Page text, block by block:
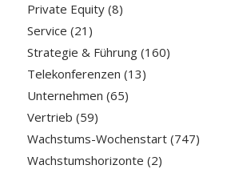
Private Equity(8)
Service (21)
Strategie & Führung(160)
Telekonferenzen (13)
Unternehmen (65)
Vertrieb (59)
Wachstums-Wochenstart(747)
Wachstumshorizonte (2)